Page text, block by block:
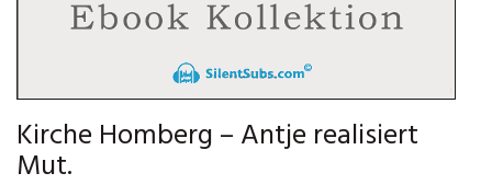
Kirche Homberg – Antje realisiert
Mut.